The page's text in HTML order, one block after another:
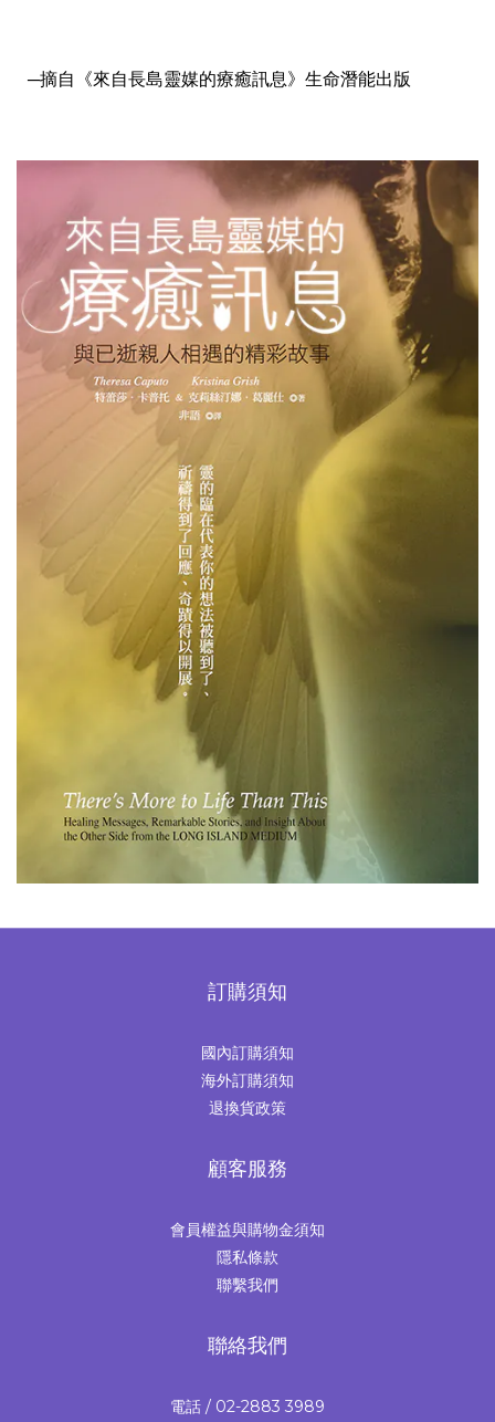
─摘自《來自長島靈媒的療癒訊息》生命潛能出版
訂購須知
國內訂購須知
海外訂購須知
退換貨政策
顧客服務
會員權益與購物金須知
隱私條款
聯繫我們
聯絡我們
電話 / 02-2883 3989